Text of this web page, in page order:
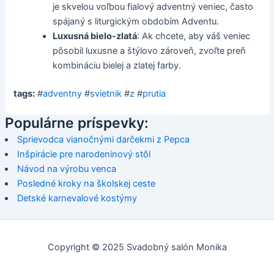
je skvelou voľbou fialový adventný veniec, často
spájaný s liturgickým obdobím Adventu.
Luxusná bielo-zlatá: Ak chcete, aby váš veniec
pôsobil luxusne a štýlovo zároveň, zvoľte preň
kombináciu bielej a zlatej farby.
tags: #adventny #svietnik #z #prutia
Populárne príspevky:
Sprievodca vianočnými darčekmi z Pepca
Inšpirácie pre narodeninový stôl
Návod na výrobu venca
Posledné kroky na školskej ceste
Detské karnevalové kostýmy
Copyright © 2025 Svadobný salón Monika